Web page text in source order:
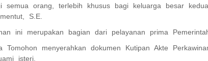
semua orang, terlebih khusus bagi keluarga besar
S.E.
ini merupakan bagian dari pelayanan prima
Tomohon menyerahkan dokumen Kutipan Akte
isteri.